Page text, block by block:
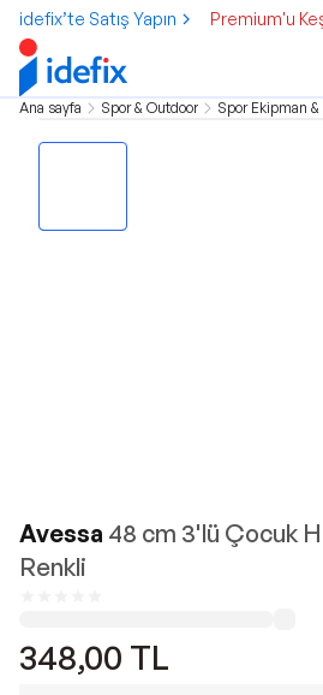
idefix’te Satış Yapın Premium'u
Ana sayfa Spor & Outdoor Spor Ekipman
Avessa 48 cm 3'lü Çocuk
Renkli
348,00 TL